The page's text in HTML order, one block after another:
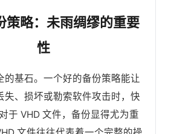
策略：未雨绸缪的重要
性
的基石。一个好的备份策略能让
失、损坏或勒索软件攻击时，快
于 VHD 文件，备份显得尤为重